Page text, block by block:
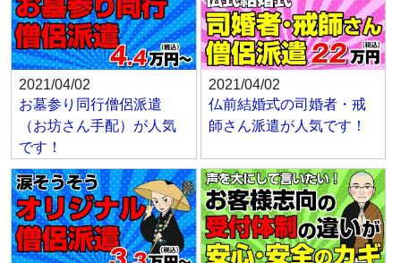
2021/04/02
お墓参り同行僧侶派遣
（お坊さん手配）が人気
です！
2021/04/02
仏前結婚式の司婚者・戒
師さん派遣が人気です！